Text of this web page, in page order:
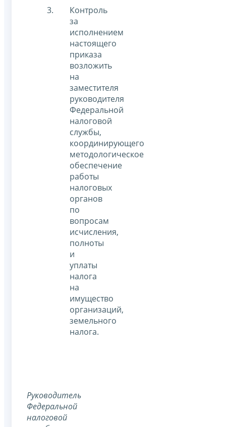
Контроль
за
исполнением
настоящего
приказа
возложить
на
заместителя
руководителя
Федеральной
налоговой
службы,
координирующего
методологическое
обеспечение
работы
налоговых
органов
по
вопросам
исчисления,
полноты
и
уплаты
налога
на
имущество
организаций,
земельного
налога.
Руководитель
Федеральной
налоговой